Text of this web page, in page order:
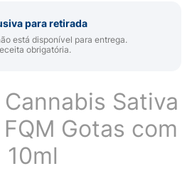
para retirada
está disponível para entrega.
obrigatória.
Sativa
Gotas com
10ml